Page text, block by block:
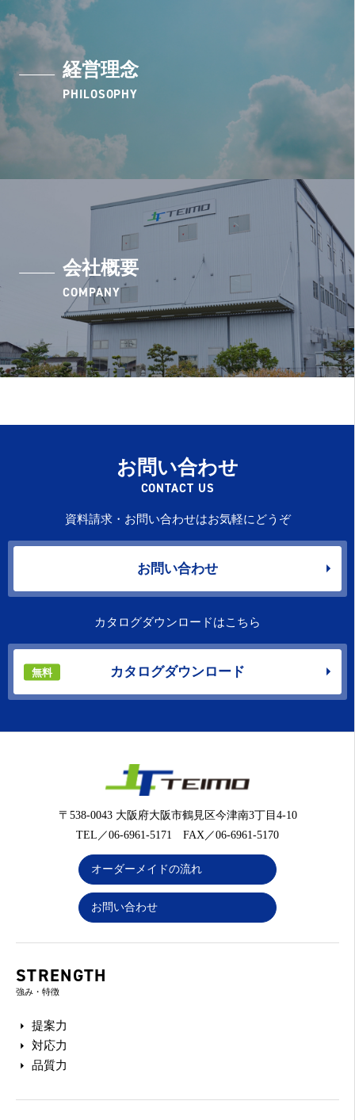
経営理念
PHILOSOPHY
会社概要
COMPANY
お問い合わせ
CONTACT US
資料請求・お問い合わせはお気軽にどうぞ
お問い合わせ
カタログダウンロードはこちら
無料 カタログダウンロード
〒538-0043 大阪府大阪市鶴見区今津南3丁目4-10
TEL／06-6961-5171 FAX／06-6961-5170
オーダーメイドの流れ
お問い合わせ
STRENGTH
強み・特徴
提案力
対応力
品質力